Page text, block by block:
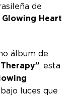
de
Glowing Heart
álbum de
, esta
luces que